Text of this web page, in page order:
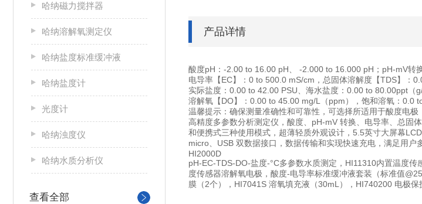
哈纳磁力搅拌器
哈纳溶解氧测定仪
哈纳盐度标准缓冲液
哈纳盐度计
光度计
哈纳浊度仪
哈纳水质分析仪
查看全部
产品详情
酸度pH：-2.00 to 16.00 pH、 -2.000 to 16.000 pH；pH-mV转
电导率【EC】：0 to 500.0 mS/cm，总固体溶解度【TDS】：
实际盐度：0.00 to 42.00 PSU、海水盐度：0.00 to 80.00ppt（
溶解氧【DO】：0.00 to 45.00 mg/L（ppm），饱和溶氧：0.0
温馨提示：确保测量准确性和可靠性，可选择所适用于酸度电极
高精度多参数分析测定仪，酸度、pH-mV 转换、电导率、总固
和便携式三种使用模式，超薄轻质外观设计，5.5英寸大屏幕
micro、USB 双数据接口，数据传输和实现快速充电，满足用户
HI2000D
pH-EC-TDS-DO-盐度-°C多参数水质测定，HI11310内置温度
度传感器溶解氧电极，酸度-电导率标准缓冲液套装（标准值
膜（2个），HI7041S 溶氧填充液（30mL），HI740200 电极